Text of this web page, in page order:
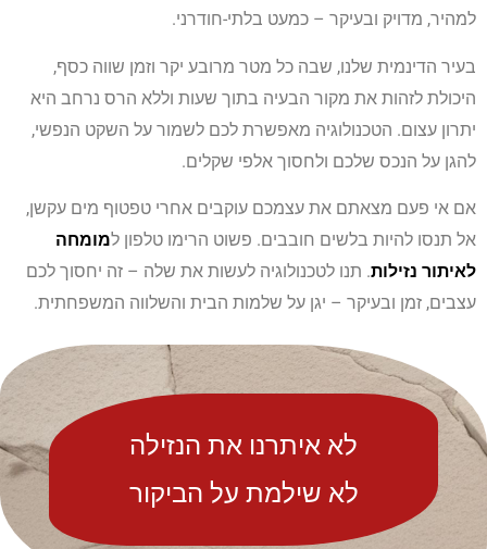
למהיר, מדויק ובעיקר – כמעט בלתי-חודרני.
בעיר הדינמית שלנו, שבה כל מטר מרובע יקר וזמן שווה כסף,
היכולת לזהות את מקור הבעיה בתוך שעות וללא הרס נרחב היא
יתרון עצום. הטכנולוגיה מאפשרת לכם לשמור על השקט הנפשי,
להגן על הנכס שלכם ולחסוך אלפי שקלים.
אם אי פעם מצאתם את עצמכם עוקבים אחרי טפטוף מים עקשן,
אל תנסו להיות בלשים חובבים. פשוט הרימו טלפון למומחה
לאיתור נזילות. תנו לטכנולוגיה לעשות את שלה – זה יחסוך לכם
עצבים, זמן ובעיקר – יגן על שלמות הבית והשלווה המשפחתית.
לא איתרנו את הנזילה
לא שילמת על הביקור